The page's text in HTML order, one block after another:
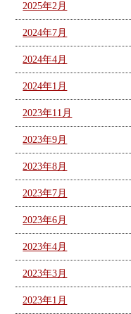
2025年2月
2024年7月
2024年4月
2024年1月
2023年11月
2023年9月
2023年8月
2023年7月
2023年6月
2023年4月
2023年3月
2023年1月